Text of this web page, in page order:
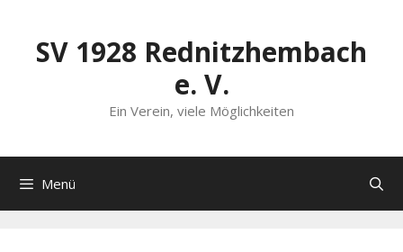
springenSV 1928 Rednitzhembach
e. V.
Ein Verein, viele Möglichkeiten
Menü